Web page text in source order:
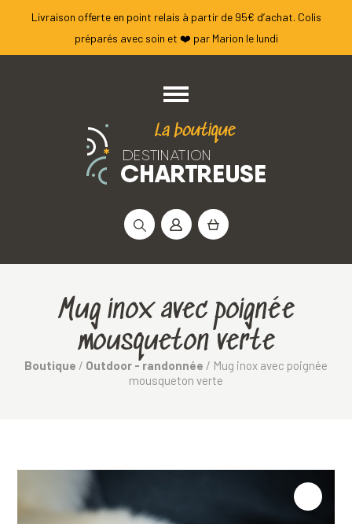
Livraison offerte en point relais à partir de 95€ d’achat. Colis
préparés avec soin et ❤️ par Marion le lundi
Rechercher :
Mug inox avec poignée
mousqueton verte
Boutique / Outdoor - randonnée / Mug inox avec poignée
mousqueton verte